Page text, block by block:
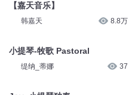
【嘉天音乐】
韩嘉天 8.8万
小提琴-牧歌 Pastoral
缇纳_蒂娜 37